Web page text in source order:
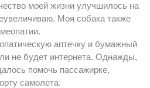
моей жизни улучшилось на
Моя собака также
аптечку и бумажный
не будет интернета. Однажды,
помочь пассажирке,
самолета.